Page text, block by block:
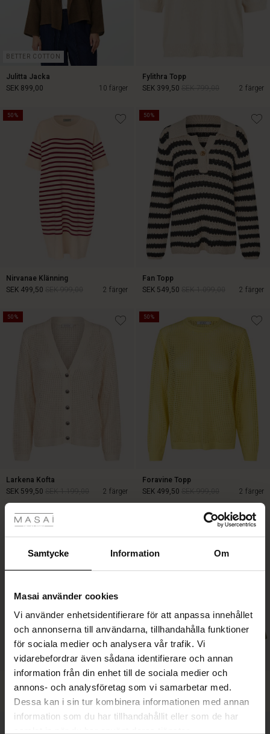
Samtycke Information Om
Masai använder cookies
Vi använder enhetsidentifierare för att anpassa innehållet
och annonserna till användarna, tillhandahålla funktioner
för sociala medier och analysera vår trafik. Vi
vidarebefordrar även sådana identifierare och annan
information från din enhet till de sociala medier och
annons- och analysföretag som vi samarbetar med.
Dessa kan i sin tur kombinera informationen med annan
information som du har tillhandahållit eller som de har
(Sale)
Rea
Rea
Rea
First Layers
Begins – Pre-Autumn 2026
Ease - Summer 2026
- Summer 2026
set
– Tidlösa plagg för din garderob
BETTER COTTON
Julitta Jacka
10 färger
SEK 899,00
SEK 899,00
Fylithra Topp
2 färger
SEK 399,50
SEK 399,50SEK 799,00
50%
Nirvanae Klänning
2 färger
SEK 499,50
50%
Fan Topp
2 färger
SEK 549,50
SEK 549,50
50%
Larkena Kofta
2 färger
SEK 599,50
50%
Foravine Topp
2 färger
SEK 499,50
SEK 999,00
2 färger
SEK 1.599,00
BETTER COTTON
Idakaia Jacka
SEK 1.299,00